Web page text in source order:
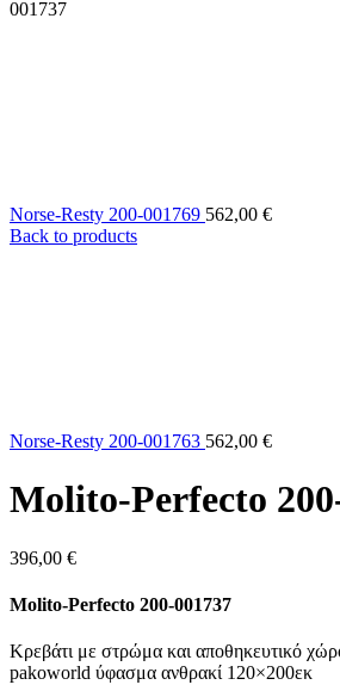
001737
Norse-Resty 200-001769 562,00 €
Back to products
Norse-Resty 200-001763 562,00 €
Molito-Perfecto
396,00 €
Molito-Perfecto 200-001737
Κρεβάτι με στρώμα και αποθηκευτικό
pakoworld ύφασμα ανθρακί 120×200εκ